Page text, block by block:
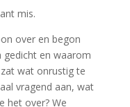
mis.
over en begon
en waarom
wat onrustig te
vragend aan, wat
het over? We